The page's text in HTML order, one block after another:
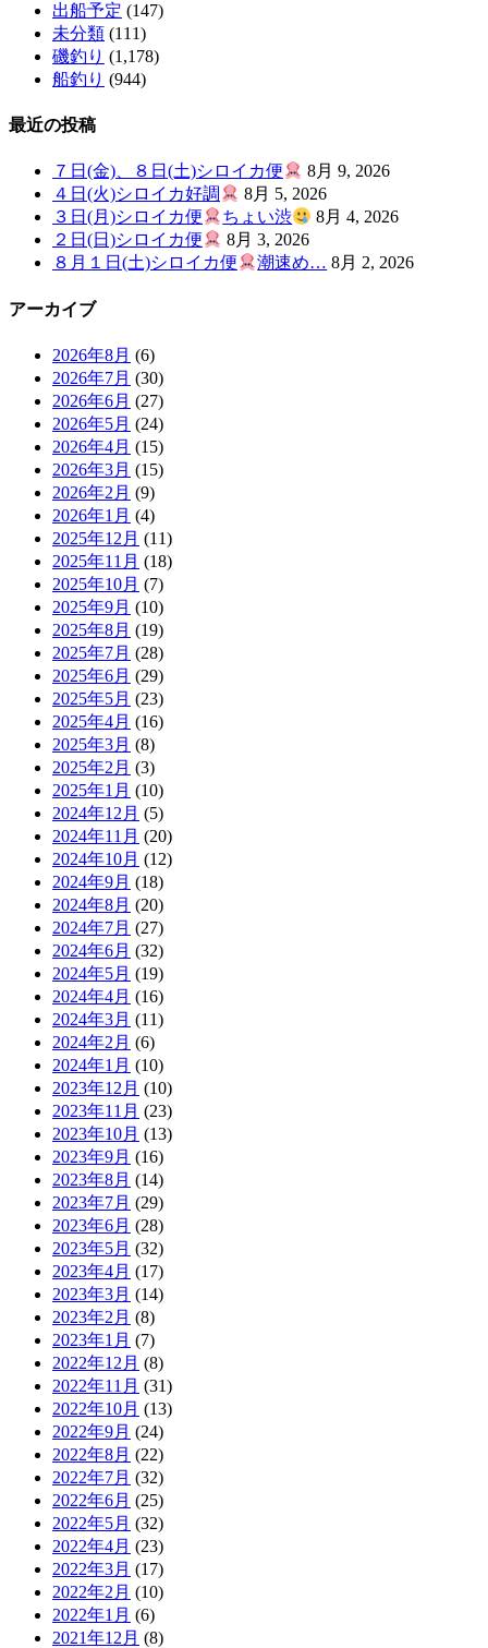
出船予定 (147)
未分類 (111)
磯釣り (1,178)
船釣り (944)
最近の投稿
７日(金)、８日(土)シロイカ便
8月 9, 2026
４日(火)シロイカ好調
8月 5, 2026
３日(月)シロイカ便
ちょい渋
8月 4, 2026
２日(日)シロイカ便
8月 3, 2026
８月１日(土)シロイカ便
潮速め… 8月 2, 2026
アーカイブ
2026年8月 (6)
2026年7月 (30)
2026年6月 (27)
2026年5月 (24)
2026年4月 (15)
2026年3月 (15)
2026年2月 (9)
2026年1月 (4)
2025年12月 (11)
2025年11月 (18)
2025年10月 (7)
2025年9月 (10)
2025年8月 (19)
2025年7月 (28)
2025年6月 (29)
2025年5月 (23)
2025年4月 (16)
2025年3月 (8)
2025年2月 (3)
2025年1月 (10)
2024年12月 (5)
2024年11月 (20)
2024年10月 (12)
2024年9月 (18)
2024年8月 (20)
2024年7月 (27)
2024年6月 (32)
2024年5月 (19)
2024年4月 (16)
2024年3月 (11)
2024年2月 (6)
2024年1月 (10)
2023年12月 (10)
2023年11月 (23)
2023年10月 (13)
2023年9月 (16)
2023年8月 (14)
2023年7月 (29)
2023年6月 (28)
2023年5月 (32)
2023年4月 (17)
2023年3月 (14)
2023年2月 (8)
2023年1月 (7)
2022年12月 (8)
2022年11月 (31)
2022年10月 (13)
2022年9月 (24)
2022年8月 (22)
2022年7月 (32)
2022年6月 (25)
2022年5月 (32)
2022年4月 (23)
2022年3月 (17)
2022年2月 (10)
2022年1月 (6)
2021年12月 (8)